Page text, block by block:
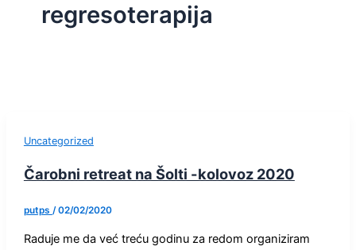
regresoterapija
Uncategorized
Čarobni retreat na Šolti -kolovoz 2020
putps /02/02/2020
Raduje me da već treću godinu za redom organiziram